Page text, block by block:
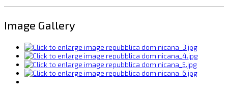
Image Gallery